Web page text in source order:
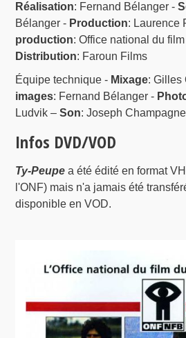
Réalisation: Fernand Bélanger -
Bélanger - Production: Laurence
production: Office national du
Distribution: Faroun Films
Équipe technique - Mixage: Gilles
images: Fernand Bélanger -
Ludvik –Son: Joseph Champagne
Infos DVD/VOD
Ty-Peupe a été édité en format
l'ONF) mais n'a jamais été
disponible en VOD.